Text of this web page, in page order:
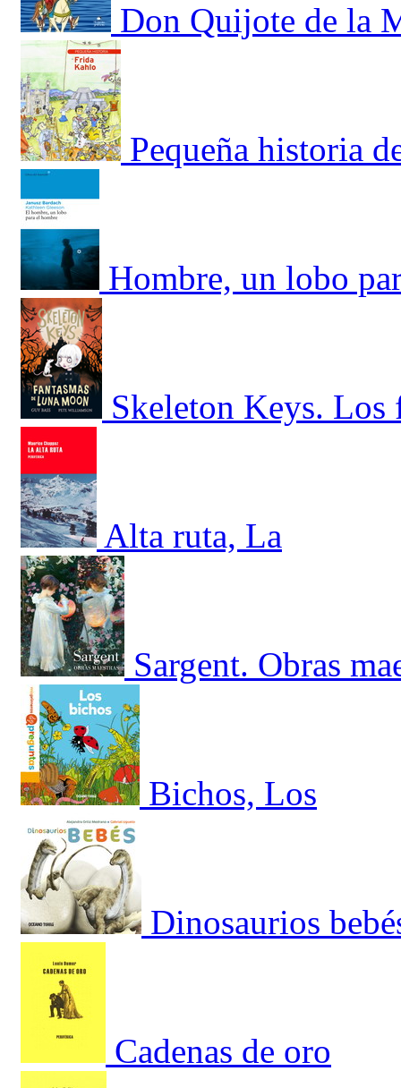
Don Quijote de la
Pequeña historia
Hombre, un lobo
Skeleton Keys. Los
Alta ruta, La
Sargent. Obras
Bichos, Los
Dinosaurios
Cadenas de oro